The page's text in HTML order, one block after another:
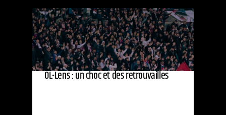
OL-Lens : un choc et des retrouvailles